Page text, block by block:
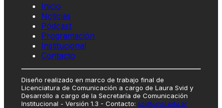
Inicio
Noticias
Pódcast
Programación
Institucional
Contacto
Diseño realizado en marco de trabajo final de
Licenciatura de Comunicación a cargo de Laura Svid y
Desarrollo a cargo de la Secretaría de Comunicación
Institucional - Versión 1.3 - Contacto: sci@unsl.edu.ar